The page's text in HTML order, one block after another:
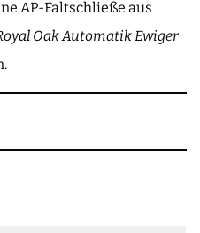
AP-Faltschließe aus
Oak Automatik Ewiger